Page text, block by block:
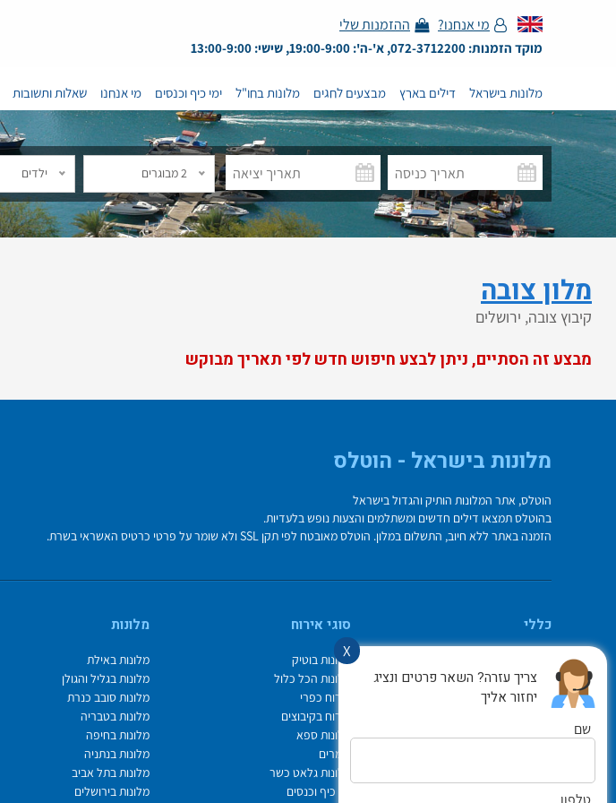
מי אנחנו? ההזמנות שלי
מוקד הזמנות: 072-3712200, א'-ה': 19:00-9:00, שישי: 13:00-9:00
מלונות בישראל דילים בארץ מבצעים לחגים מלונות בחו"ל ימי כיף וכנסים מי אנחנו שאלות ותשובות
2 מבוגרים ילדים
מלון צובה
קיבוץ צובה, ירושלים
מבצע זה הסתיים, ניתן לבצע חיפוש חדש לפי תאריך מבוקש
X
צריך עזרה? השאר פרטים ונציג
יחזור אליך
שם
טלפון
מלונות בישראל - הוטלס
הוטלס, אתר המלונות הותיק והגדול בישראל
בהוטלס תמצאו דילים חדשים ומשתלמים והצעות נופש בלעדיות.
הזמנה באתר ללא חיוב, התשלום במלון. הוטלס מאובטח לפי תקן SSL ולא שומר על פרטי כרטיס האשראי בשרת.
כללי
איך משתמשים באתר
צור קשר
Israel Hotels
סוגי אירוח
מלונות בוטיק
מלונות הכל כלול
אירוח כפרי
אירוח בקיבוצים
מלונות ספא
צימרים
מלונות גלאט כשר
ימי כיף וכנסים
מלונות
מלונות באילת
מלונות בגליל והגולן
מלונות סובב כנרת
מלונות בטבריה
מלונות בחיפה
מלונות בנתניה
מלונות בתל אביב
מלונות בירושלים